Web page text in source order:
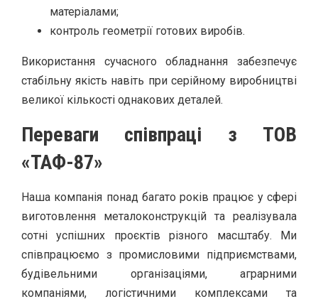
матеріалами;
контроль геометрії готових виробів.
Використання сучасного обладнання забезпечує
стабільну якість навіть при серійному виробництві
великої кількості однакових деталей.
Переваги співпраці з ТОВ
«ТАФ-87»
Наша компанія понад багато років працює у сфері
виготовлення металоконструкцій та реалізувала
сотні успішних проєктів різного масштабу. Ми
співпрацюємо з промисловими підприємствами,
будівельними організаціями, аграрними
компаніями, логістичними комплексами та